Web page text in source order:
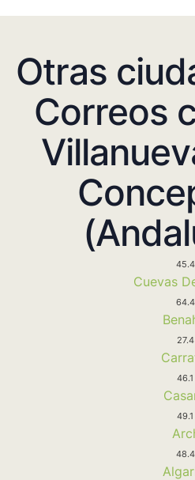
Otras
Correos
Cuevas